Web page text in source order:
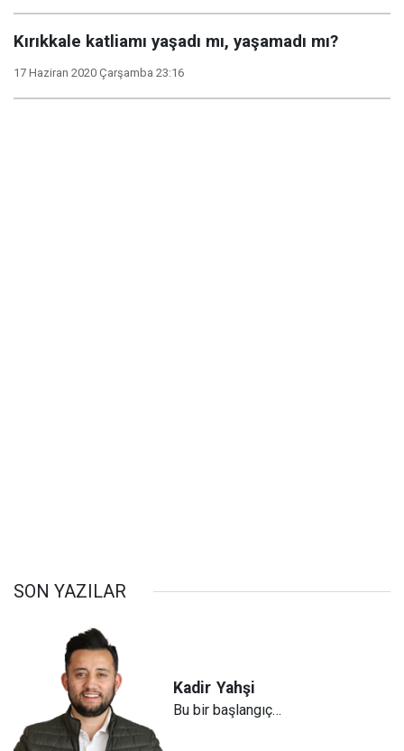
Kırıkkale katliamı yaşadı mı, yaşamadı mı?
17 Haziran 2020 Çarşamba 23:16
SON YAZILAR
Kadir Yahşi
Bu bir başlangıç…